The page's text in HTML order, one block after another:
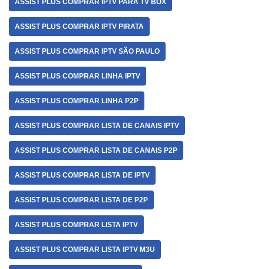
ASSIST PLUS COMPRAR IPTV PARA TV BOX
ASSIST PLUS COMPRAR IPTV PIRATA
ASSIST PLUS COMPRAR IPTV SÃO PAULO
ASSIST PLUS COMPRAR LINHA IPTV
ASSIST PLUS COMPRAR LINHA P2P
ASSIST PLUS COMPRAR LISTA DE CANAIS IPTV
ASSIST PLUS COMPRAR LISTA DE CANAIS P2P
ASSIST PLUS COMPRAR LISTA DE IPTV
ASSIST PLUS COMPRAR LISTA DE P2P
ASSIST PLUS COMPRAR LISTA IPTV
ASSIST PLUS COMPRAR LISTA IPTV M3U